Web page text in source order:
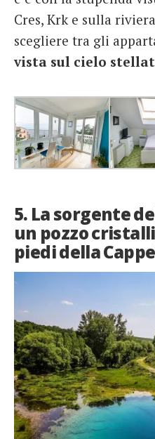
Cres, Krk e sulla
scegliere tra gli
vista sul cielo
5. La sorgente
un pozzo
piedi della